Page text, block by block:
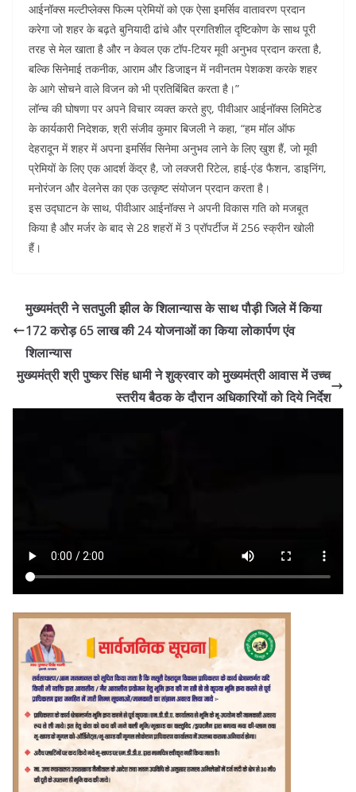
आईनॉक्स मल्टीप्लेक्स फिल्म प्रेमियों को एक ऐसा इमर्सिव वातावरण प्रदान
करेगा जो शहर के बढ़ते बुनियादी ढांचे और प्रगतिशील दृष्टिकोण के साथ पूरी
तरह से मेल खाता है और न केवल एक टॉप-टियर मूवी अनुभव प्रदान करता है,
बल्कि सिनेमाई तकनीक, आराम और डिजाइन में नवीनतम पेशकश करके शहर
के आगे सोचने वाले विजन को भी प्रतिबिंबित करता है।”
लॉन्च की घोषणा पर अपने विचार व्यक्त करते हुए, पीवीआर आईनॉक्स लिमिटेड
के कार्यकारी निदेशक, श्री संजीव कुमार बिजली ने कहा, “हम मॉल ऑफ
देहरादून में शहर में अपना इमर्सिव सिनेमा अनुभव लाने के लिए खुश हैं, जो मूवी
प्रेमियों के लिए एक आदर्श केंद्र है, जो लक्जरी रिटेल, हाई-एंड फैशन, डाइनिंग,
मनोरंजन और वेलनेस का एक उत्कृष्ट संयोजन प्रदान करता है।
इस उद्घाटन के साथ, पीवीआर आईनॉक्स ने अपनी विकास गति को मजबूत
किया है और मर्जर के बाद से 28 शहरों में 3 प्रॉपर्टीज में 256 स्क्रीन खोली
हैं।
मुख्यमंत्री ने सतपुली झील के शिलान्यास के साथ पौड़ी जिले में किया
172 करोड़ 65 लाख की 24 योजनाओं का किया लोकार्पण एंव
शिलान्यास
मुख्यमंत्री श्री पुष्कर सिंह धामी ने शुक्रवार को मुख्यमंत्री आवास में उच्च
स्तरीय बैठक के दौरान अधिकारियों को दिये निर्देश